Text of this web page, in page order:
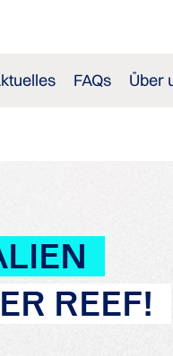
FAQs Über
REEF!